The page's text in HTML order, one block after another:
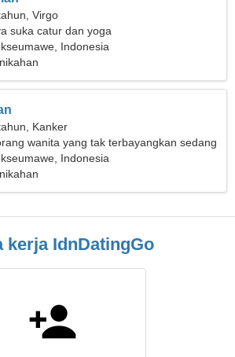
Virgo
suka catur dan yoga
Indonesia
Kanker
wanita yang tak terbayangkan sedang
hubungan yang serius
Indonesia
kerja IdnDatingGo